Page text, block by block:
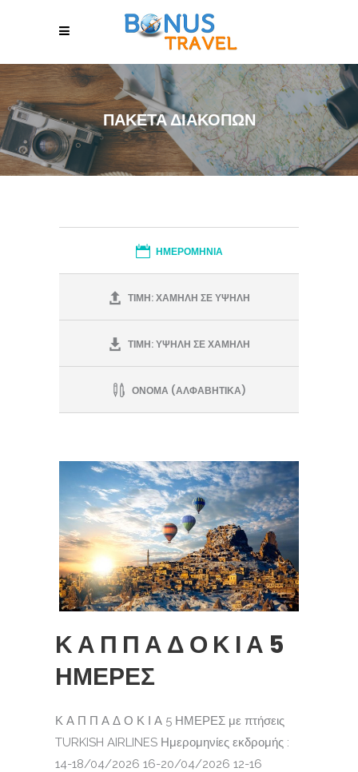
ΠΑΚΕΤΑ ΔΙΑΚΟΠΩΝ
ΗΜΕΡΟΜΗΝΙΑ
ΤΙΜΗ: ΧΑΜΗΛΗ ΣΕ ΥΨΗΛΗ
ΤΙΜΗ: ΥΨΗΛΗ ΣΕ ΧΑΜΗΛΗ
ΟΝΟΜΑ (ΑΛΦΑΒΗΤΙΚΑ)
Κ Α Π Π Α Δ Ο Κ Ι Α 5
ΗΜΕΡΕΣ
Κ Α Π Π Α Δ Ο Κ Ι Α 5 ΗΜΕΡΕΣ με πτήσεις
TURKISH AIRLINES Ημερομηνίες εκδρομής :
14-18/04/2026 16-20/04/2026 12-16